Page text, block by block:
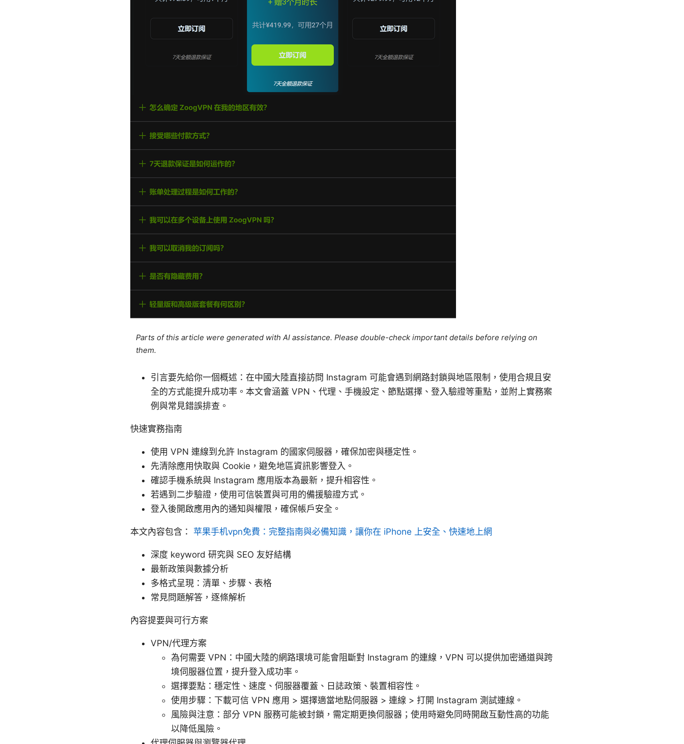
Parts of this article were generated with AI assistance. Please double-check important details before relying on
them.
引言要先給你一個概述：在中國大陸直接訪問 Instagram 可能會遇到網路封鎖與地區限制，使用合規且安
全的方式能提升成功率。本文會涵蓋 VPN、代理、手機設定、節點選擇、登入驗證等重點，並附上實務案
例與常見錯誤排查。
快速實務指南
使用 VPN 連線到允許 Instagram 的國家伺服器，確保加密與穩定性。
先清除應用快取與 Cookie，避免地區資訊影響登入。
確認手機系統與 Instagram 應用版本為最新，提升相容性。
若遇到二步驗證，使用可信裝置與可用的備援驗證方式。
登入後開啟應用內的通知與權限，確保帳戶安全。
本文內容包含： 苹果手机vpn免費：完整指南與必備知識，讓你在 iPhone 上安全、快速地上網
深度 keyword 研究與 SEO 友好結構
最新政策與數據分析
多格式呈現：清單、步驟、表格
常見問題解答，逐條解析
內容提要與可行方案
VPN/代理方案
為何需要 VPN：中國大陸的網路環境可能會阻斷對 Instagram 的連線，VPN 可以提供加密通道與跨
境伺服器位置，提升登入成功率。
選擇要點：穩定性、速度、伺服器覆蓋、日誌政策、裝置相容性。
使用步驟：下載可信 VPN 應用 > 選擇適當地點伺服器 > 連線 > 打開 Instagram 測試連線。
風險與注意：部分 VPN 服務可能被封鎖，需定期更換伺服器；使用時避免同時開啟互動性高的功能
以降低風險。